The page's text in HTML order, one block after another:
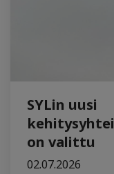
SYLin uusi
on valittu
02.07.2026